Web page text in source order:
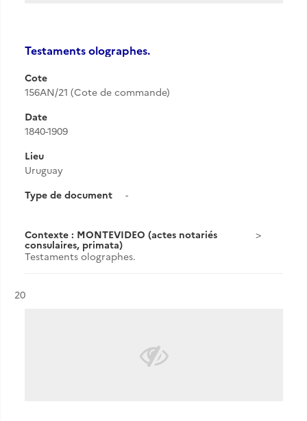
Testaments olographes.
Cote
156AN/21 (Cote de commande)
Date
1840-1909
Lieu
Uruguay
Type de document
-
Contexte : MONTEVIDEO (actes notariés
consulaires, primata)
Testaments olographes.
Résultat n°
20